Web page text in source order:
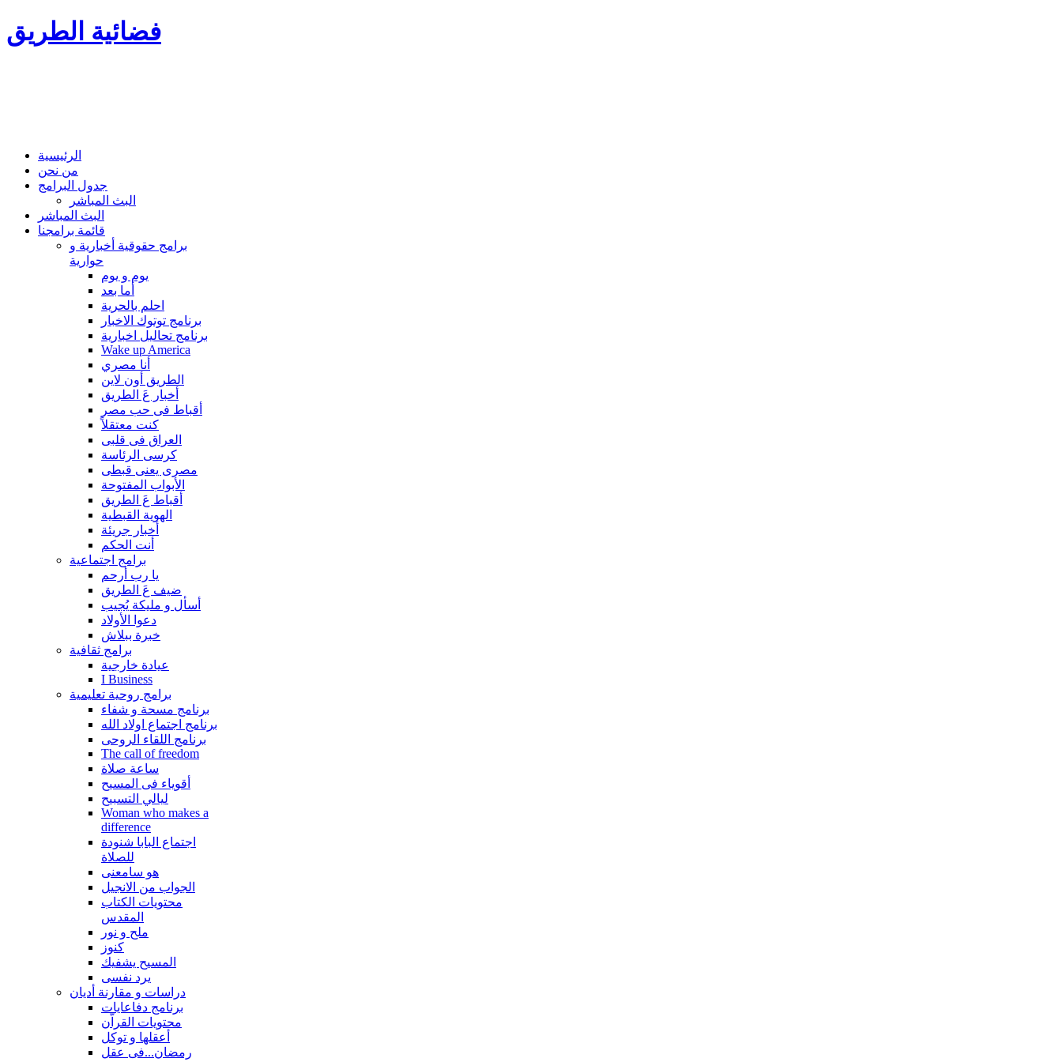
فضائية الطريق
الرئيسية
من نحن
جدول البرامج
البث المباشر
البث المباشر
قائمة برامجنا
برامج حقوقية أخبارية و
حوارية
يوم و يوم
أما بعد
احلم بالحرية
برنامج توتوك الاخبار
برنامج تحاليل اخبارية
Wake up America
أنا مصري
الطريق أون لاين
أخبار عَ الطريق
أقباط فى حب مصر
كنت معتقلاً
العراق فى قلبى
كرسى الرئاسة
مصرى يعنى قبطى
الأبواب المفتوحة
أقباط عَ الطريق
الهوية القبطية
أخبار جريئة
أنت الحكم
برامج اجتماعية
يا رب أرحم
ضيف عَ الطريق
أسأل و مليكة يُجيب
دعوا الأولاد
خبرة ببلاش
برامج ثقافية
عيادة خارجية
I Business
برامج روحية تعليمية
برنامج مسحة و شفاء
برنامج اجتماع اولاد الله
برنامج اللقاء الروحى
The call of freedom
ساعة صلاة
أقوياء فى المسيح
ليالي التسبيح
Woman who makes a
difference
اجتماع البابا شنودة
للصلاة
هو سامعنى
الجواب من الانجيل
محتويات الكتاب
المقدس
ملح و نور
كنوز
المسيح يشفيك
يرد نفسى
دراسات و مقارنة أديان
برنامج دفاعايات
محتويات القراّن
أعقلها و توكل
رمضان...فى عقل